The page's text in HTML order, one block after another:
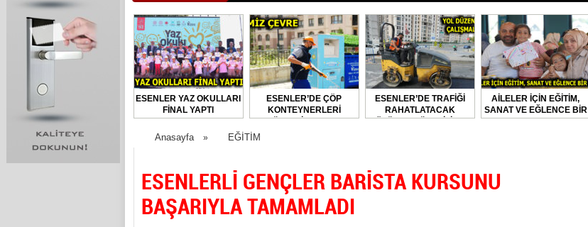
ESENLER YAZ OKULLARI
FİNAL YAPTI
ESENLER’DE ÇÖP
KONTEYNERLERİ
DÜZENLİ OLARAK
DEZENFEKTE EDİLİYOR
ESENLER’DE TRAFİĞİ
RAHATLATACAK
ÇÖZÜMLER ÜRETİLİYOR
AİLELER İÇİN EĞİTİM,
SANAT VE EĞLENCE BİR
ARADA
Anasayfa » EĞİTİM
ESENLERLİ GENÇLER BARİSTA KURSUNU
BAŞARIYLA TAMAMLADI